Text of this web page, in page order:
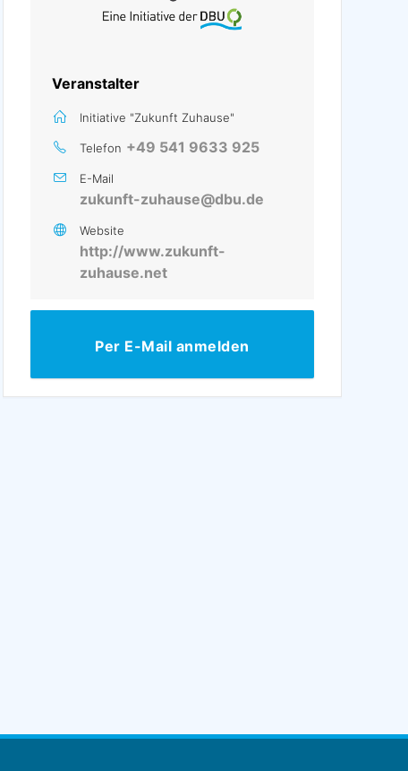
Veranstalter
Initiative "Zukunft Zuhause"
Telefon +49 541 9633 925
E-Mail
zukunft-zuhause@dbu.de
Website
http://www.zukunft-
zuhause.net
Per E-Mail anmelden